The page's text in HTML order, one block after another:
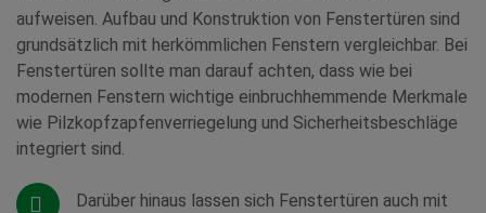
aufweisen. Aufbau und Konstruktion von Fenstertüren sind
grundsätzlich mit herkömmlichen Fenstern vergleichbar. Bei
Fenstertüren sollte man darauf achten, dass wie bei
modernen Fenstern wichtige einbruchhemmende Merkmale
wie Pilzkopfzapfenverriegelung und Sicherheitsbeschläge
integriert sind.
Darüber hinaus lassen sich Fenstertüren auch mit